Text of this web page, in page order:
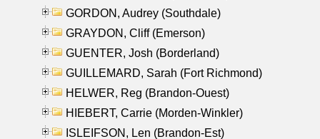
GORDON, Audrey (Southdale)
GRAYDON, Cliff (Emerson)
GUENTER, Josh (Borderland)
GUILLEMARD, Sarah (Fort Richmond)
HELWER, Reg (Brandon-Ouest)
HIEBERT, Carrie (Morden-Winkler)
ISLEIFSON, Len (Brandon-Est)